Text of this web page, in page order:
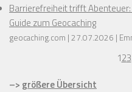
Barrierefreiheit trifft
Guide zum Geocaching
geocaching.com 27.07.2026
123
–> größere Übersicht